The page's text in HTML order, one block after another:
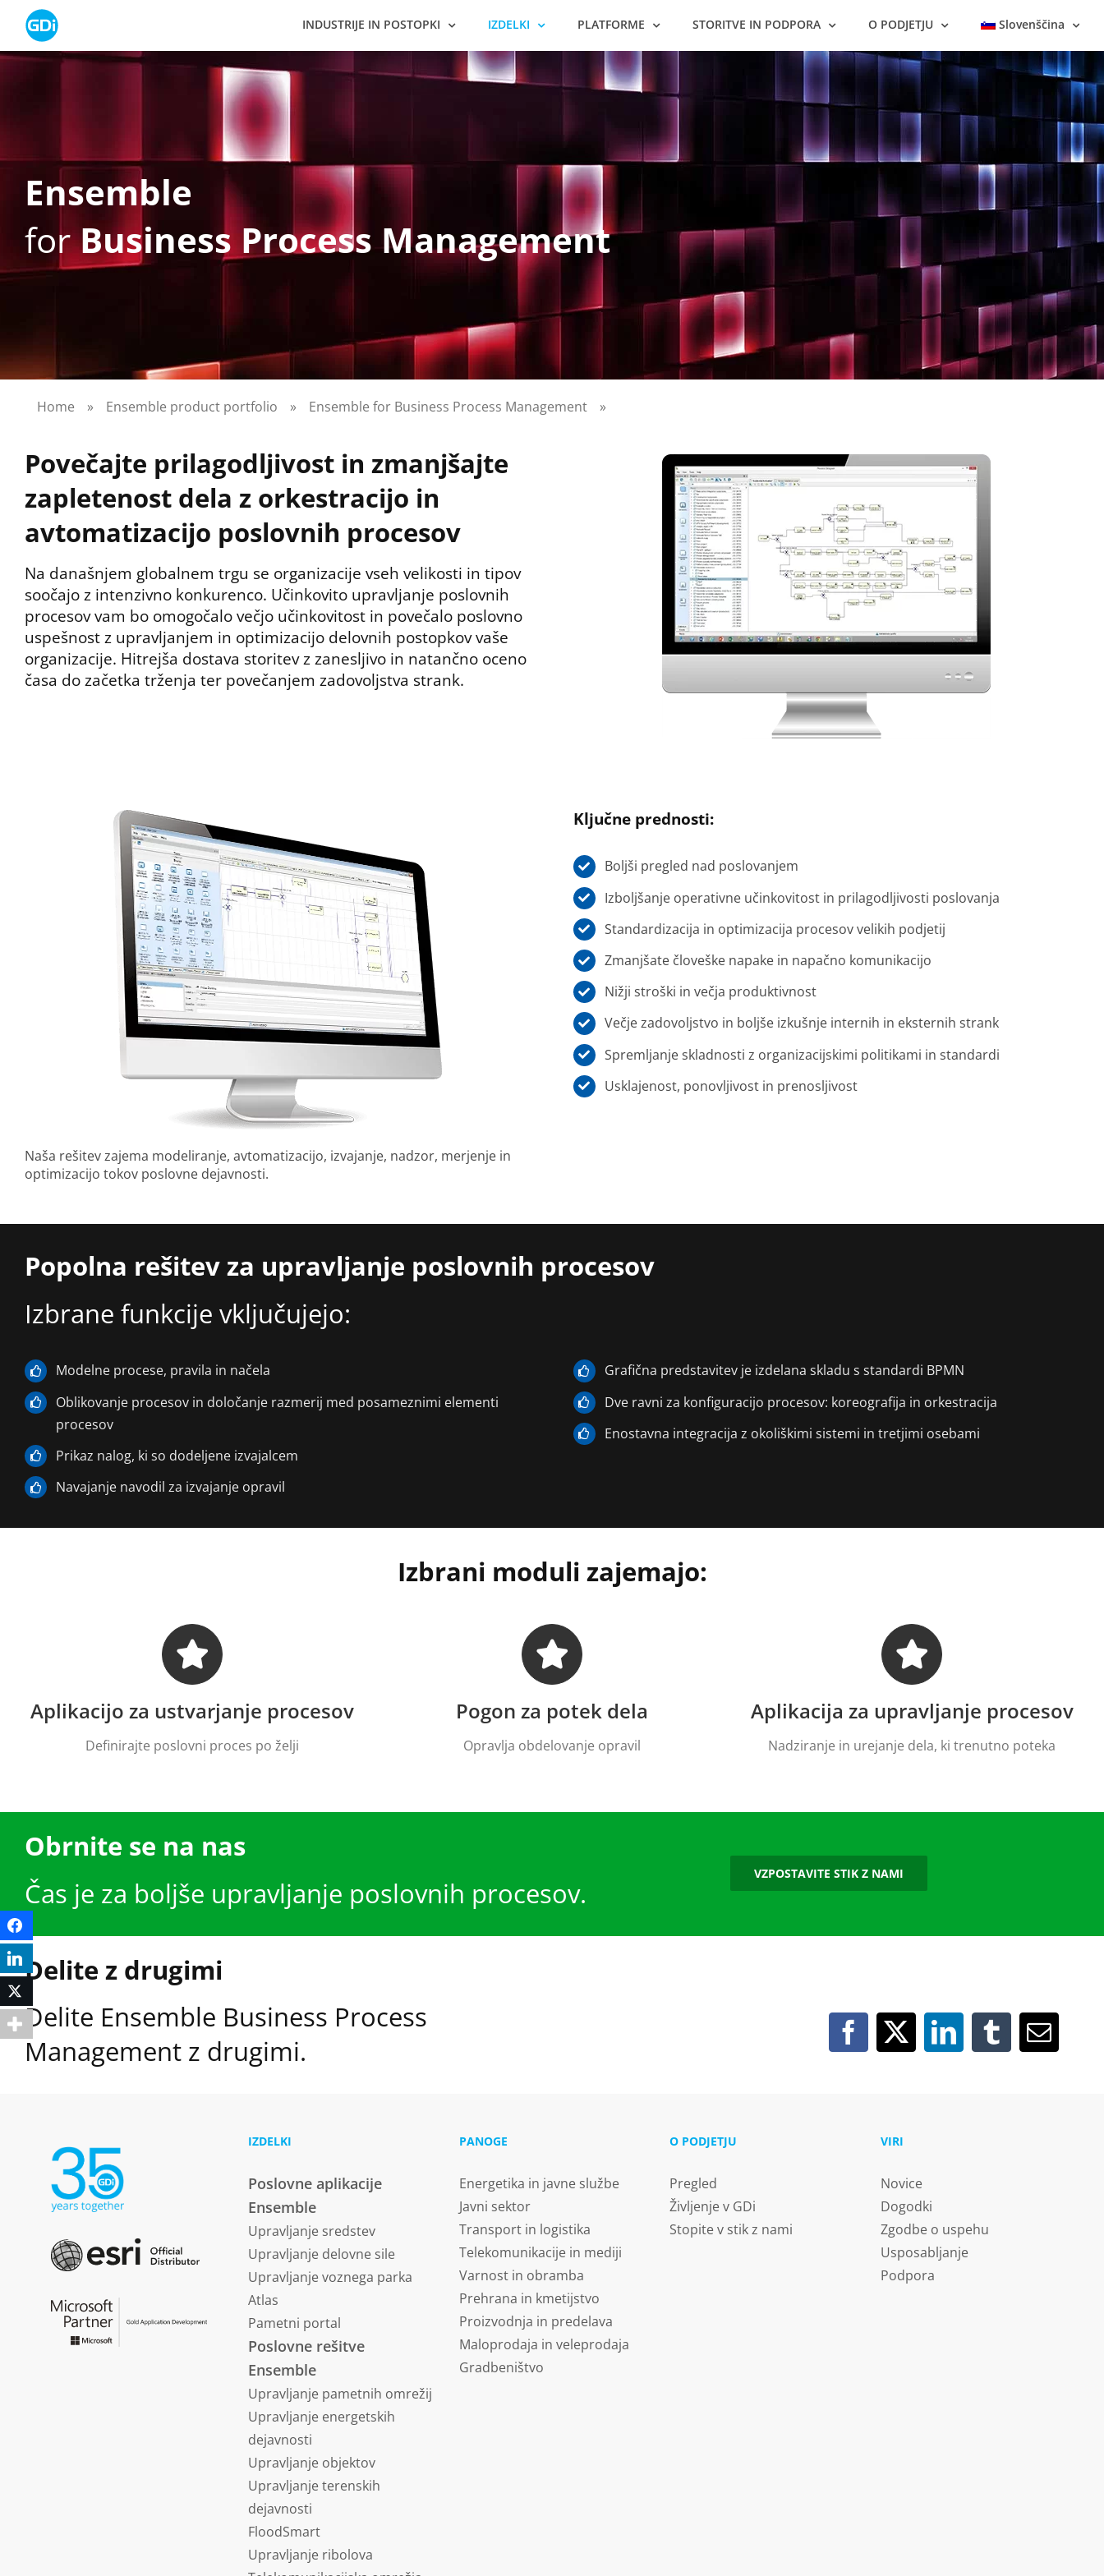
content
INDUSTRIJE IN POSTOPKI IZDELKI PLATFORME STORITVE IN PODPORA O PODJETJU Slovenščina
Ensemble
forBusiness Process Management
Home » Ensemble product portfolio » Ensemble for Business Process Management »
Povečajte prilagodljivost in zmanjšajte
zapletenost dela z orkestracijo in
avtomatizacijo poslovnih procesov
Na današnjem globalnem trgu se organizacije vseh velikosti in tipov
soočajo z intenzivno konkurenco. Učinkovito upravljanje poslovnih
procesov vam bo omogočalo večjo učinkovitost in povečalo poslovno
uspešnost z upravljanjem in optimizacijo delovnih postopkov vaše
organizacije. Hitrejša dostava storitev z zanesljivo in natančno oceno
časa do začetka trženja ter povečanjem zadovoljstva strank.
Naša rešitev zajema modeliranje, avtomatizacijo, izvajanje, nadzor, merjenje in
optimizacijo tokov poslovne dejavnosti.
Ključne prednosti:
Boljši pregled nad poslovanjem
Izboljšanje operativne učinkovitost in prilagodljivosti poslovanja
Standardizacija in optimizacija procesov velikih podjetij
Zmanjšate človeške napake in napačno komunikacijo
Nižji stroški in večja produktivnost
Večje zadovoljstvo in boljše izkušnje internih in eksternih strank
Spremljanje skladnosti z organizacijskimi politikami in standardi
Usklajenost, ponovljivost in prenosljivost
Popolna rešitev za upravljanje poslovnih procesov
Izbrane funkcije vključujejo:
Modelne procese, pravila in načela
Oblikovanje procesov in določanje razmerij med posameznimi elementi
procesov
Prikaz nalog, ki so dodeljene izvajalcem
Navajanje navodil za izvajanje opravil
Grafična predstavitev je izdelana skladu s standardi BPMN
Dve ravni za konfiguracijo procesov: koreografija in orkestracija
Enostavna integracija z okoliškimi sistemi in tretjimi osebami
Izbrani moduli zajemajo:
Aplikacijo za ustvarjanje procesov
Definirajte poslovni proces po želji
Pogon za potek dela
Opravlja obdelovanje opravil
Aplikacija za upravljanje procesov
Nadziranje in urejanje dela, ki trenutno poteka
Obrnite se na nas
Čas je za boljše upravljanje poslovnih procesov.
VZPOSTAVITE STIK Z NAMI
Delite z drugimi
Delite Ensemble Business Process
Management z drugimi.
IZDELKI
Poslovne aplikacije
Ensemble
Upravljanje sredstev
Upravljanje delovne sile
Upravljanje voznega parka
Atlas
Pametni portal
Poslovne rešitve
Ensemble
Upravljanje pametnih omrežij
Upravljanje energetskih
dejavnosti
Upravljanje objektov
Upravljanje terenskih
dejavnosti
FloodSmart
Upravljanje ribolova
PANOGE
Energetika in javne službe
Javni sektor
Transport in logistika
Telekomunikacije in mediji
Varnost in obramba
Prehrana in kmetijstvo
Proizvodnja in predelava
Maloprodaja in veleprodaja
Gradbeništvo
O PODJETJU
Pregled
Življenje v GDi
Stopite v stik z nami
VIRI
Novice
Dogodki
Zgodbe o uspehu
Usposabljanje
Podpora
LinkedIn